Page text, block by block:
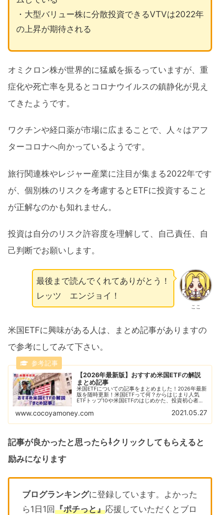
・大型バリュー株に分散投資できるVTVは2022年
の上昇が期待される
オミクロン株が世界的に猛威を振るっていますが、重
症化や死亡率を見るとコロナウイルスの鎮静化が見え
てきたようです。
ワクチンや経口薬が市場に広まることで、人々はアフ
ターコロナへ向かっているようです。
旅行関連株やレジャー産業に注目が集まる2022年です
が、個別株のリスクを考慮するとETFに投資すること
が正解なのかも知れません。
投資は自分のリスク許容度を理解して、自己責任、自
己判断でお願いします。
ここ
最後まで読んでくれてありがとう！
レッツ エンジョイ！
米国ETFに興味がある人は、まとめ記事がありますの
で参考にしてみて下さい。
【2026年最新版】おすすめ米国ETFの解説
まとめ記事
米国ETFについての記事をまとめました！2026年最新
版を随時更新！米国ETFって何？からはじまり人気
ETFトップ10や米国ETFのはじめかた、投資初心者に
比較解説も随時更新！
www.cocoyamoney.com 2021.05.27
記事が良かったと思ったら⇩クリックしてもらえると
励みになります
ブログランキングに登録しています。よかった
ら1日1回『ポチっと』応援していただくとブロ